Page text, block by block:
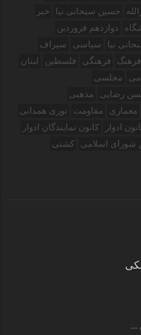
حسین سبحانی نیا
خبر
دوازدهم فروردین‌
نیا سیاسی
سیراف
فرهنگ فرهنگی فلسطین
لبنان
مجلسی
رضایی
مذهبی
معماری مقاومت
نوری همدانی
ادوار
کانون نمایندگان ادوار
شورای اسلامی
کشتی
....